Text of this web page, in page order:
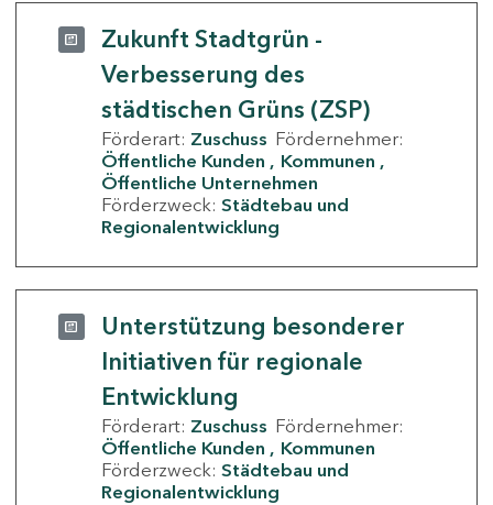
Zukunft Stadtgrün -
Verbesserung des
städtischen Grüns (ZSP)
Förderart: Zuschuss Fördernehmer:
Öffentliche Kunden
Kommunen
Öffentliche Unternehmen
Förderzweck: Städtebau und
Regionalentwicklung
Unterstützung besonderer
Initiativen für regionale
Entwicklung
Förderart: Zuschuss Fördernehmer:
Öffentliche Kunden
Kommunen
Förderzweck: Städtebau und
Regionalentwicklung